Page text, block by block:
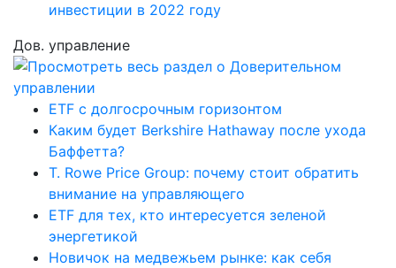
инвестиции в 2022 году
Дов. управление
ETF с долгосрочным горизонтом
Каким будет Berkshire Hathaway после ухода
Баффетта?
T. Rowe Price Group: почему стоит обратить
внимание на управляющего
ETF для тех, кто интересуется зеленой
энергетикой
Новичок на медвежьем рынке: как себя